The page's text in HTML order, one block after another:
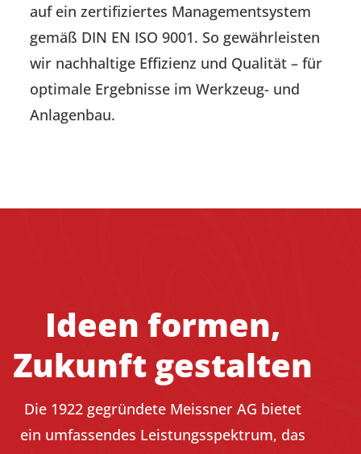
auf ein zertifiziertes Managementsystem
gemäß DIN EN ISO 9001. So gewährleisten
wir nachhaltige Effizienz und Qualität – für
optimale Ergebnisse im Werkzeug- und
Anlagenbau.
Ideen formen,
Zukunft gestalten
Die 1922 gegründete Meissner AG bietet
ein umfassendes Leistungsspektrum, das